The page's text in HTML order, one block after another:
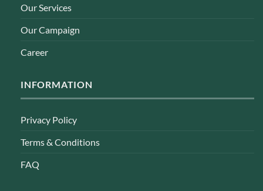
Our Services
Our Campaign
Career
INFORMATION
Privacy Policy
Terms & Conditions
FAQ